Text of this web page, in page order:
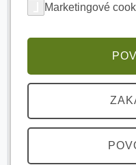
Marketingové